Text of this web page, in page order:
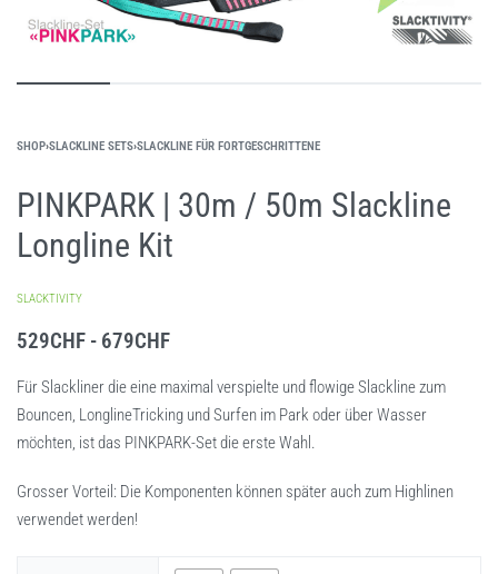
SHOP›SLACKLINE SETS›SLACKLINE FÜR FORTGESCHRITTENE
PINKPARK | 30m / 50m Slackline
Longline Kit
SLACKTIVITY
529CHF 679CHF
Für Slackliner die eine maximal verspielte und flowige Slackline zum
Bouncen, LonglineTricking und Surfen im Park oder über Wasser
möchten, ist das PINKPARK-Set die erste Wahl.
Grosser Vorteil: Die Komponenten können später auch zum Highlinen
verwendet werden!